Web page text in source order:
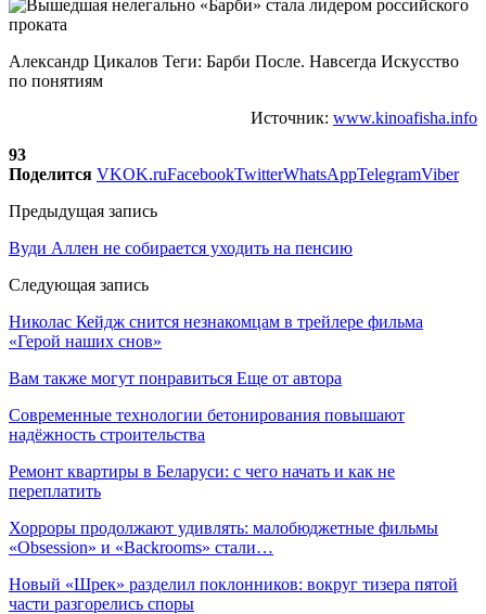
Александр Цикалов Теги: Барби После. Навсегда Искусство
по понятиям
Источник: www.kinoafisha.info
93
Поделится VKOK.ruFacebookTwitterWhatsAppTelegramViber
Предыдущая запись
Вуди Аллен не собирается уходить на пенсию
Следующая запись
Николас Кейдж снится незнакомцам в трейлере фильма
«Герой наших снов»
Вам также могут понравиться Еще от автора
Современные технологии бетонирования повышают
надёжность строительства
Ремонт квартиры в Беларуси: с чего начать и как не
переплатить
Хорроры продолжают удивлять: малобюджетные фильмы
«Obsession» и «Backrooms» стали…
Новый «Шрек» разделил поклонников: вокруг тизера пятой
части разгорелись споры